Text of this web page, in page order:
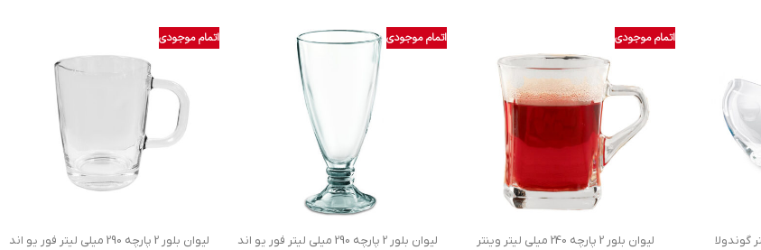
گوندولا
اتمام موجودی
لیوان بلور 2 پارچه 240 میلی لیتر وینتر
اتمام موجودی
لیوان بلور 2 پارچه 290 میلی لیتر فور یو اند
اتمام موجودی
لیوان بلور 2 پارچه 290 میلی لیتر فور یو اند